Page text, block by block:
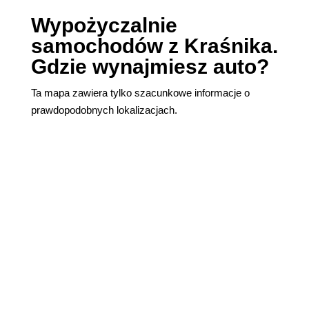
Wypożyczalnie
samochodów z Kraśnika.
Gdzie wynajmiesz auto?
Ta mapa zawiera tylko szacunkowe informacje o
prawdopodobnych lokalizacjach.